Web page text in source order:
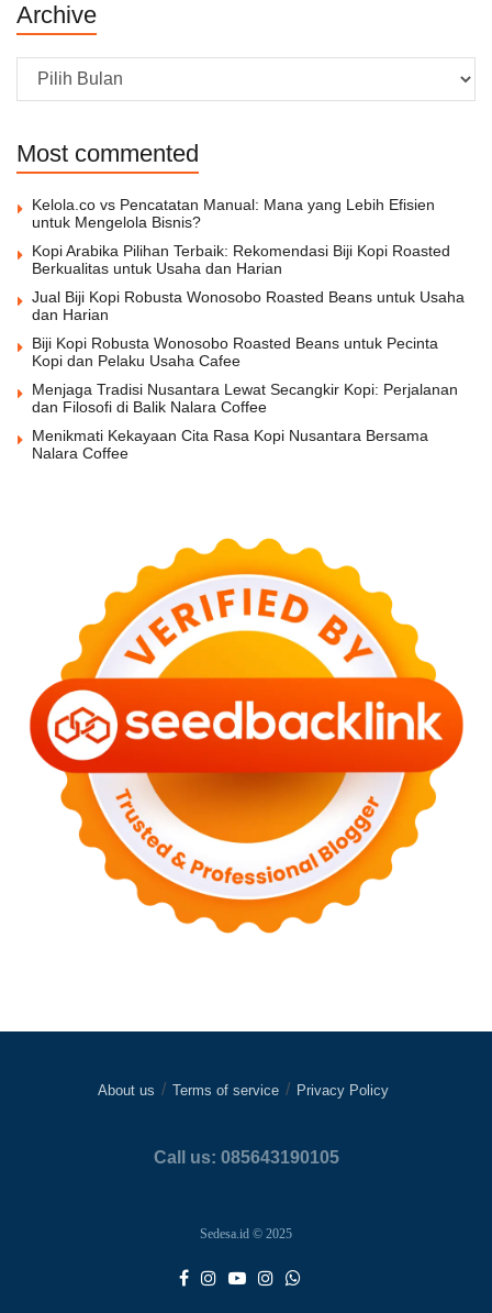
Archive
Archive
Most commented
Kelola.co vs Pencatatan Manual: Mana yang Lebih Efisien
untuk Mengelola Bisnis?
Kopi Arabika Pilihan Terbaik: Rekomendasi Biji Kopi Roasted
Berkualitas untuk Usaha dan Harian
Jual Biji Kopi Robusta Wonosobo Roasted Beans untuk Usaha
dan Harian
Biji Kopi Robusta Wonosobo Roasted Beans untuk Pecinta
Kopi dan Pelaku Usaha Cafee
Menjaga Tradisi Nusantara Lewat Secangkir Kopi: Perjalanan
dan Filosofi di Balik Nalara Coffee
Menikmati Kekayaan Cita Rasa Kopi Nusantara Bersama
Nalara Coffee
About us Terms of service Privacy Policy
Call us: 085643190105
Sedesa.id © 2025